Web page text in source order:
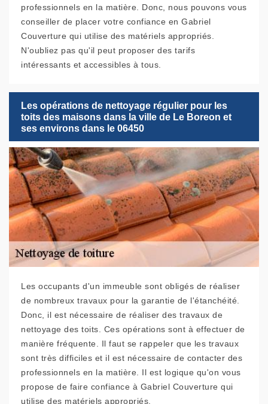
professionnels en la matière. Donc, nous pouvons vous
conseiller de placer votre confiance en Gabriel
Couverture qui utilise des matériels appropriés.
N'oubliez pas qu'il peut proposer des tarifs
intéressants et accessibles à tous.
Les opérations de nettoyage régulier pour les
toits des maisons dans la ville de Le Boreon et
ses environs dans le 06450
Les occupants d'un immeuble sont obligés de réaliser
de nombreux travaux pour la garantie de l'étanchéité.
Donc, il est nécessaire de réaliser des travaux de
nettoyage des toits. Ces opérations sont à effectuer de
manière fréquente. Il faut se rappeler que les travaux
sont très difficiles et il est nécessaire de contacter des
professionnels en la matière. Il est logique qu'on vous
propose de faire confiance à Gabriel Couverture qui
utilise des matériels appropriés.